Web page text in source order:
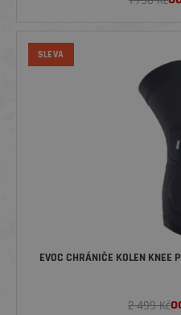
SLEVA
EVOC CHRÁNIČE KOLEN KNEE
2 499 Kč